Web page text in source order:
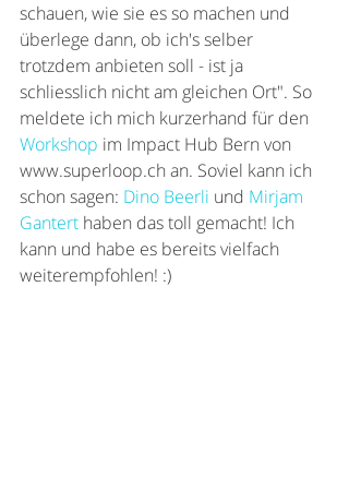
schauen, wie sie es so machen und
überlege dann, ob ich's selber
trotzdem anbieten soll - ist ja
schliesslich nicht am gleichen Ort". So
meldete ich mich kurzerhand für den
Workshop im Impact Hub Bern von
www.superloop.ch an. Soviel kann ich
schon sagen: Dino Beerli und Mirjam
Gantert haben das toll gemacht! Ich
kann und habe es bereits vielfach
weiterempfohlen! :)